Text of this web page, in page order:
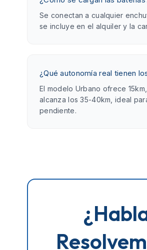
Se conectan a cualquier
se incluye en el alquiler y la
¿Qué autonomía real tienen
El modelo Urbano ofrece
alcanza los 35-40km, ideal
pendiente.